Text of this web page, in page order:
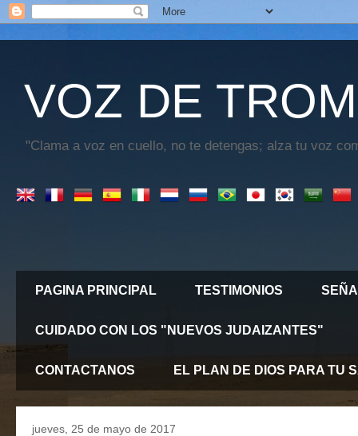
VOZ DE
"Clama a voz en cuello, no te detengas; alza tu voz
PAGINA PRINCIPAL TESTIMONIOS
CUIDADO CON LOS "NUEVOS JUDAIZANTES"
CONTACTANOS EL PLAN DE DIOS PARA TU
jueves, 25 de mayo de 2017